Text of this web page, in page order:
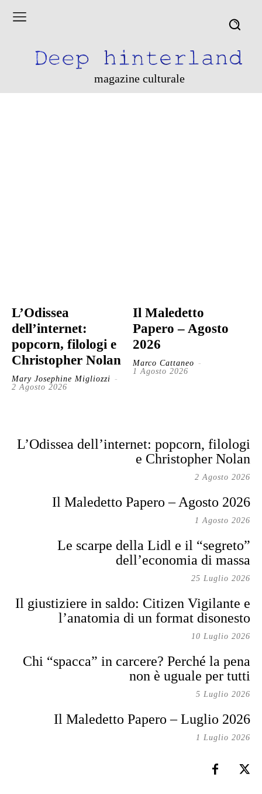
magazine culturale
L’Odissea
dell’internet:
popcorn, filologi e
Christopher Nolan
Mary Josephine Migliozzi -
2 Agosto 2026
Il Maledetto
Papero – Agosto
2026
Marco Cattaneo -
1 Agosto 2026
L’Odissea dell’internet: popcorn, filologi
e Christopher Nolan
2 Agosto 2026
Il Maledetto Papero – Agosto 2026
1 Agosto 2026
Le scarpe della Lidl e il “segreto”
dell’economia di massa
25 Luglio 2026
Il giustiziere in saldo: Citizen Vigilante e
l’anatomia di un format disonesto
10 Luglio 2026
Chi “spacca” in carcere? Perché la pena
non è uguale per tutti
5 Luglio 2026
Il Maledetto Papero – Luglio 2026
1 Luglio 2026